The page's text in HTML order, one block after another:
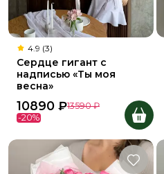
4.9 (3)
Сердце гигант с
надписью «Ты моя
весна»
10890 ₽13590 ₽
-20%